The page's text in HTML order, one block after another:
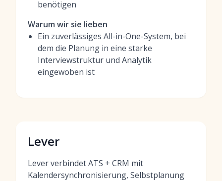
benötigen
Warum wir sie lieben
Ein zuverlässiges All-in-One-System, bei
dem die Planung in eine starke
Interviewstruktur und Analytik
eingewoben ist
Lever
Lever verbindet ATS + CRM mit
Kalendersynchronisierung, Selbstplanung